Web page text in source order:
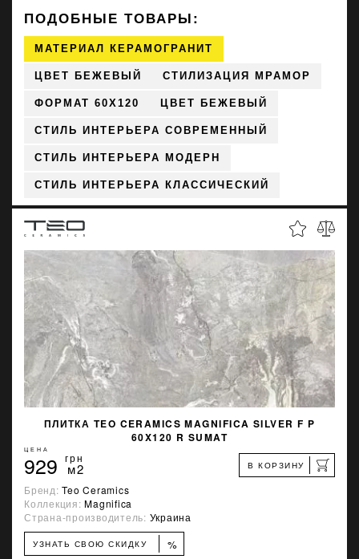
ПОДОБНЫЕ ТОВАРЫ:
МАТЕРИАЛ КЕРАМОГРАНИТ
ЦВЕТ БЕЖЕВЫЙ СТИЛИЗАЦИЯ МРАМОР
ФОРМАТ 60X120 ЦВЕТ БЕЖЕВЫЙ
СТИЛЬ ИНТЕРЬЕРА СОВРЕМЕННЫЙ
СТИЛЬ ИНТЕРЬЕРА МОДЕРН
СТИЛЬ ИНТЕРЬЕРА КЛАССИЧЕСКИЙ
ПЛИТКА TEO CERAMICS MAGNIFICA SILVER F P
60X120 R SUMAT
ЦЕНА
929 грн
м2 В КОРЗИНУ
Бренд:Teo Ceramics
Коллекция:Magnifica
Страна-производитель: Украина
УЗНАТЬ СВОЮ СКИДКУ %